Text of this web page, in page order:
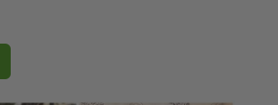
ikkagi, ilma mingi erilise
10kg. Olen väga üllatunud,
olla järjepidev. Tänu